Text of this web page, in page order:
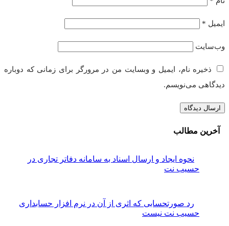
نام، ایمیل و وبسایت من در مرورگر برای زمانی که دوباره
می‌نویسم.
مطالب
نحوه ایجاد و ارسال اسناد به سامانه دفاتر تجاری در
نت
رد صورتحسابی که اثری از آن در نرم افزار حسابداری
نت نیست